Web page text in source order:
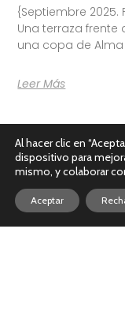
{Septiembre
Una terraza
una copa de
Leer Más
Al hacer clic en
dispositivo para
mismo, y colaborar
Aceptar